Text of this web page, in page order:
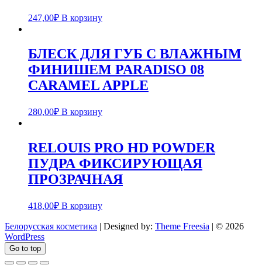
247,00₽ В корзину
БЛЕСК ДЛЯ ГУБ С ВЛАЖНЫМ
ФИНИШЕМ PARADISO 08
CARAMEL APPLE
280,00₽ В корзину
RELOUIS PRO HD POWDER
ПУДРА ФИКСИРУЮЩАЯ
ПРОЗРАЧНАЯ
418,00₽ В корзину
Белорусская косметика | Designed by: Theme Freesia | © 2026
WordPress
Go to top